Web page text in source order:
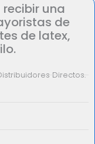
una
de
de latex,
Directos.